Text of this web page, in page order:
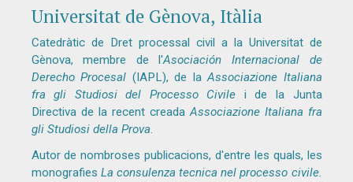
Universitat de Gènova, Itàlia
Catedràtic de Dret processal civil a la Universitat de
Gènova, membre de l'Asociación Internacional de
Derecho Procesal (IAPL), de laAssociazione Italiana
fra gli Studiosi del Processo Civile i de la Junta
Directiva de la recent creadaAssociazione Italiana fra
gli Studiosi della Prova.
Autor de nombroses publicacions, d'entre les quals, les
monografies La consulenza tecnica nel processo civile.